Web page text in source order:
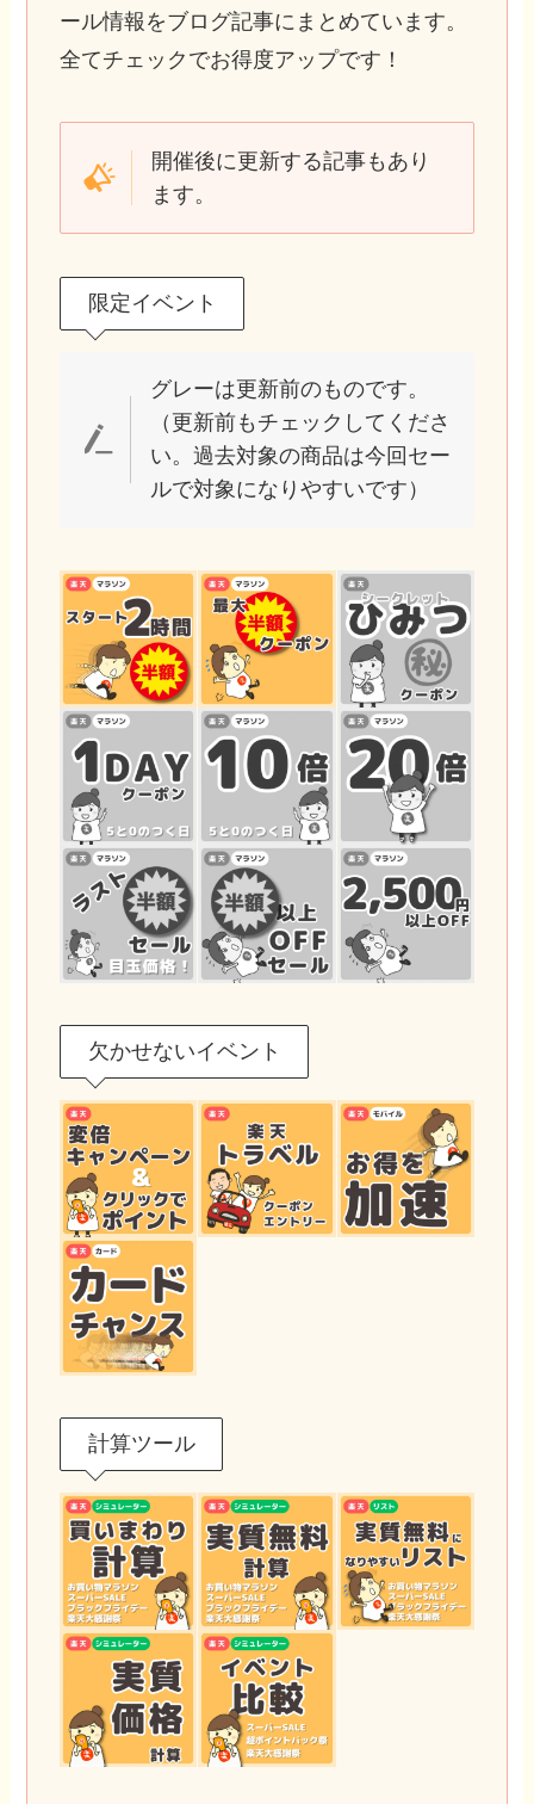
ール情報をブログ記事にまとめています。
全てチェックでお得度アップです！
開催後に更新する記事もあり
ます。
限定イベント
グレーは更新前のものです。
（更新前もチェックしてくださ
い。過去対象の商品は今回セー
ルで対象になりやすいです）
欠かせないイベント
計算ツール